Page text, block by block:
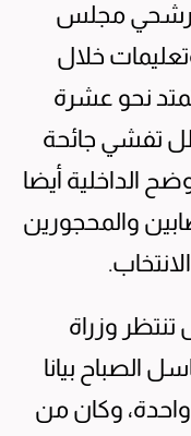
مرشحي مجلس
خلال
نحو عشرة
تفشي جائحة
الداخلية أيضا
والمحجورين
وزراة
الصباح بيانا
واحدة، وكان من